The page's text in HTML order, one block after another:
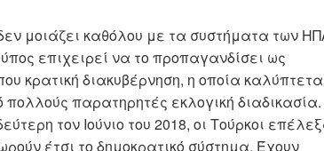
μοιάζει καθόλου με τα συστήματα των
επιχειρεί να το προπαγανδίσει ως
κρατική διακυβέρνηση, η οποία
παρατηρητές εκλογική
τον Ιούνιο του 2018, οι Τούρκοι
έτσι το δημοκρατικό σύστημα. Έχουν